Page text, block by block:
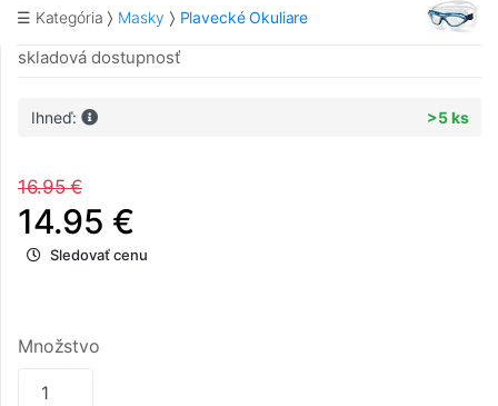
☰ Kategória Masky Plavecké Okuliare
skladová dostupnosť
Ihneď: >5 ks
16.95 €
14.95 €
Sledovať cenu
Množstvo